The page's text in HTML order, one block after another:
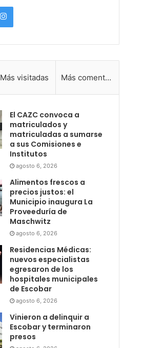
Más visitadas Más comentadas
El CAZC convoca a
matriculados y
matriculadas a sumarse
a sus Comisiones e
Institutos
agosto 6, 2026
Alimentos frescos a
precios justos: el
Municipio inaugura La
Proveeduría de
Maschwitz
agosto 6, 2026
Residencias Médicas:
nuevos especialistas
egresaron de los
hospitales municipales
de Escobar
agosto 6, 2026
Vinieron a delinquir a
Escobar y terminaron
presos